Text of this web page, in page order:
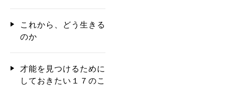
これから、どう生きる
のか
才能を見つけるために
しておきたい１７のこ